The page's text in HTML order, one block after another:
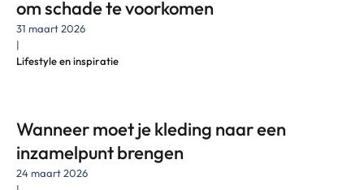
om schade te voorkomen
31 maart 2026
|
Lifestyle en inspiratie
Wanneer moet je kleding naar een
inzamelpunt brengen
24 maart 2026